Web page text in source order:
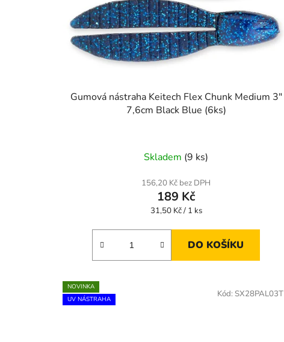
Gumová nástraha Keitech Flex Chunk Medium 3"
7,6cm Black Blue (6ks)
Skladem (9 ks)
156,20 Kč bez DPH
189 Kč
Měrná
31,50 Kč / 1 ks
DO KOŠÍKU
NOVINKA
UV NÁSTRAHA
Kód:SX28PAL03T